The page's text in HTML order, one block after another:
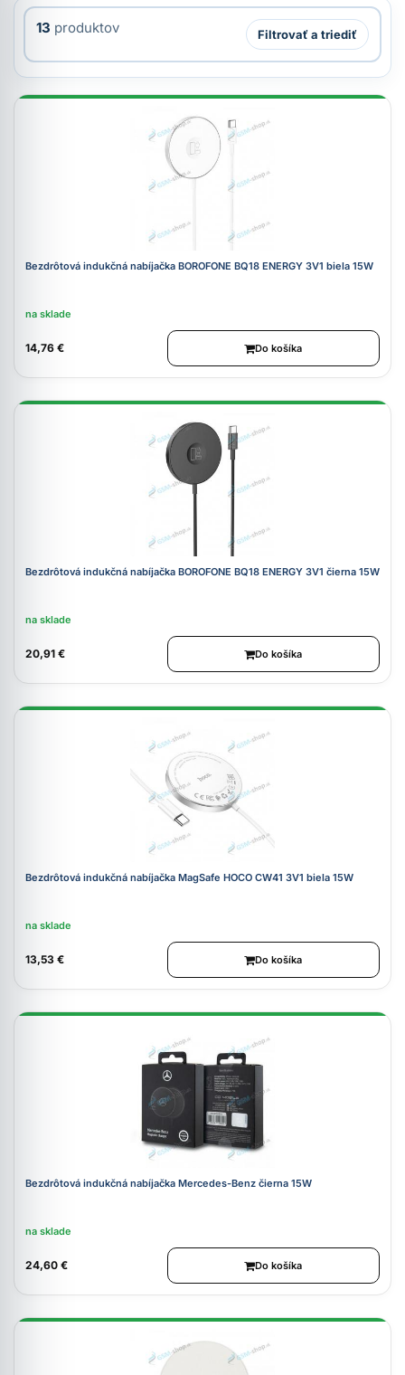
13 produktov Filtrovať a triediť
Bezdrôtová indukčná nabíjačka BOROFONE BQ18 ENERGY 3V1 biela 15W
na sklade
14,76 € Do košíka
Bezdrôtová indukčná nabíjačka BOROFONE BQ18 ENERGY 3V1 čierna 15W
na sklade
20,91 € Do košíka
Bezdrôtová indukčná nabíjačka MagSafe HOCO CW41 3V1 biela 15W
na sklade
13,53 € Do košíka
Bezdrôtová indukčná nabíjačka Mercedes-Benz čierna 15W
na sklade
24,60 € Do košíka